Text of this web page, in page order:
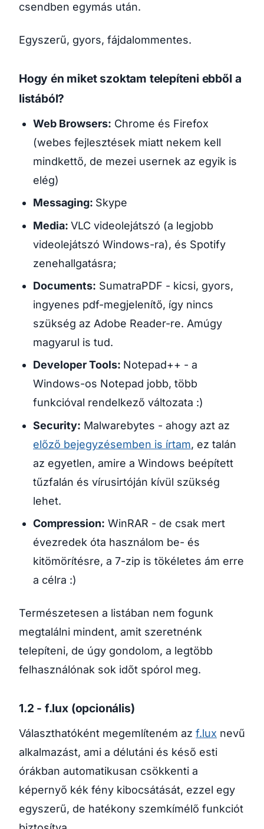
csendben egymás után.
Egyszerű, gyors, fájdalommentes.
Hogy én miket szoktam telepíteni ebből a
listából?
Web Browsers: Chrome és Firefox
(webes fejlesztések miatt nekem kell
mindkettő, de mezei usernek az egyik is
elég)
Messaging: Skype
Media: VLC videolejátszó (a legjobb
videolejátszó Windows-ra), és Spotify
zenehallgatásra;
Documents: SumatraPDF - kicsi, gyors,
ingyenes pdf-megjelenítő, így nincs
szükség az Adobe Reader-re. Amúgy
magyarul is tud.
Developer Tools: Notepad++ - a
Windows-os Notepad jobb, több
funkcióval rendelkező változata :)
Security: Malwarebytes - ahogy azt az
előző bejegyzésemben is írtam, ez talán
az egyetlen, amire a Windows beépített
tűzfalán és vírusirtóján kívül szükség
lehet.
Compression: WinRAR - de csak mert
évezredek óta használom be- és
kitömörítésre, a 7-zip is tökéletes ám erre
a célra :)
Természetesen a listában nem fogunk
megtalálni mindent, amit szeretnénk
telepíteni, de úgy gondolom, a legtöbb
felhasználónak sok időt spórol meg.
1.2 - f.lux (opcionális)
Választhatóként megemlíteném az f.lux nevű
alkalmazást, ami a délutáni és késő esti
órákban automatikusan csökkenti a
képernyő kék fény kibocsátását, ezzel egy
egyszerű, de hatékony szemkímélő funkciót